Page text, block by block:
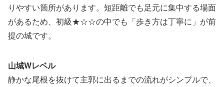
りやすい箇所があります。短距離でも足元に集中する場面
があるため、初級★☆☆の中でも「歩き方は丁寧に」が前
提の城です。
山城Wレベル
静かな尾根を抜けて主郭に出るまでの流れがシンプルで、